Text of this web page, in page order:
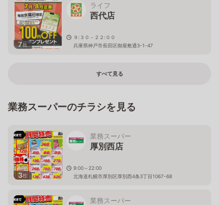
7枚
ライフ
西代店
９:３０－２２:００
兵庫県神戸市長田区御屋敷通3-1-47
すべて見る
業務スーパーのチラシを見る
3枚
業務スーパー
厚別西店
9:00～22:00
北海道札幌市厚別区厚別西4条3丁目1067-68
業務スーパー